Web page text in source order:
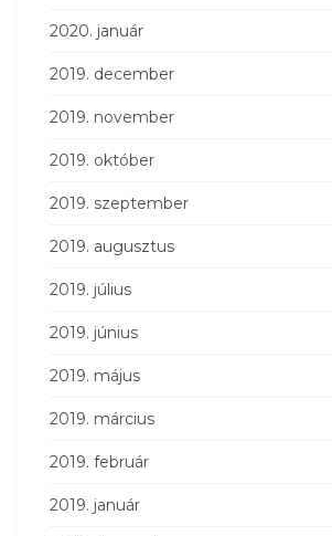
2020. január
2019. december
2019. november
2019. október
2019. szeptember
2019. augusztus
2019. július
2019. június
2019. május
2019. március
2019. február
2019. január